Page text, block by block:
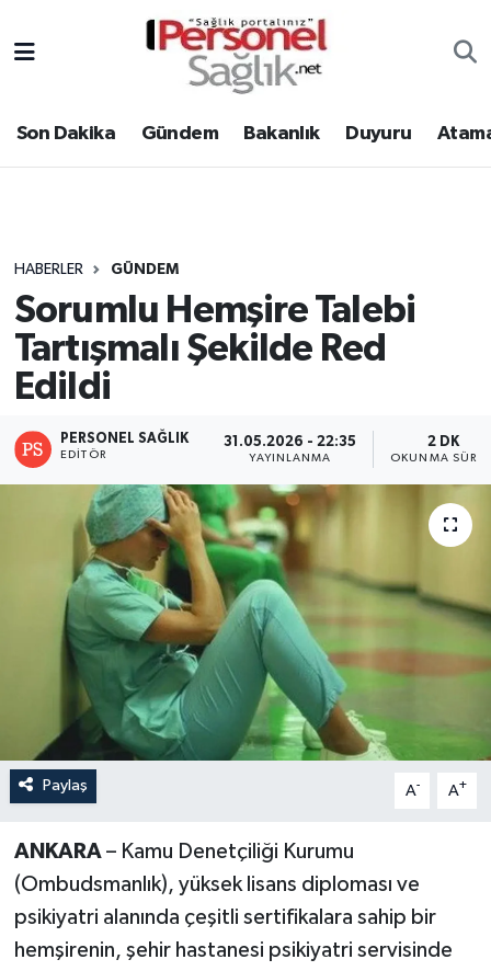
Son Dakika Gündem Bakanlık Duyuru
HABERLER GÜNDEM
Sorumlu Hemşire Talebi
Tartışmalı Şekilde Red
Edildi
PERSONEL SAĞLIK
EDITÖR
31.05.2026 - 22:35
YAYINLANMA
2 DK
OKUNMA
Paylaş A- A+
ANKARA– Kamu Denetçiliği Kurumu
(Ombudsmanlık), yüksek lisans diploması ve
psikiyatri alanında çeşitli sertifikalara sahip bir
hemşirenin, şehir hastanesi psikiyatri servisinde
Gündem
Atamalar
Mevzuat
Nöbetçi Eczaneler
Hava Durumu
Tüm Manşetler
Son Dakika Haberleri